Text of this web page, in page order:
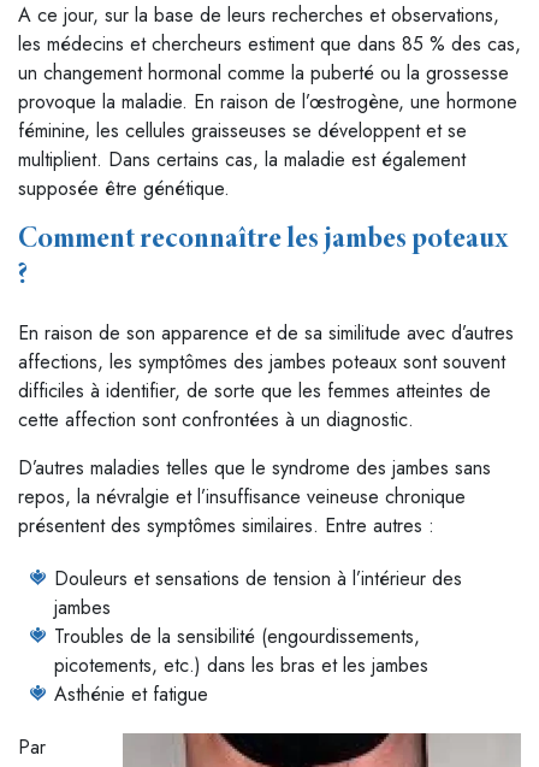
A ce jour, sur la base de leurs recherches et observations,
les médecins et chercheurs estiment que dans 85 % des cas,
un changement hormonal comme la puberté ou la grossesse
provoque la maladie. En raison de l’œstrogène, une hormone
féminine, les cellules graisseuses se développent et se
multiplient. Dans certains cas, la maladie est également
supposée être génétique.
Comment reconnaître les jambes poteaux
?
En raison de son apparence et de sa similitude avec d’autres
affections, les symptômes des jambes poteaux sont souvent
difficiles à identifier, de sorte que les femmes atteintes de
cette affection sont confrontées à un diagnostic.
D’autres maladies telles que le syndrome des jambes sans
repos, la névralgie et l’insuffisance veineuse chronique
présentent des symptômes similaires. Entre autres :
Douleurs et sensations de tension à l’intérieur des
jambes
Troubles de la sensibilité (engourdissements,
picotements, etc.) dans les bras et les jambes
Asthénie et fatigue
Par